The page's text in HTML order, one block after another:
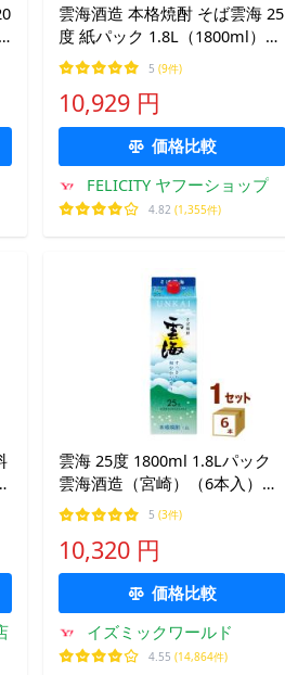
雲海酒造 本格焼酎 そば雲海 25
度 紙パック 1.8L（1800ml）6
本 1ケース 蕎麦焼酎 宮崎
5 (9件)
10,929 円
価格比較
FELICITY ヤフーショップ
4.82 (1,355件)
雲海 25度 1800ml 1.8Lパック
雲海酒造（宮崎）（6本入）そ
ば焼酎
5 (3件)
10,320 円
価格比較
イズミックワールド
4.55 (14,864件)